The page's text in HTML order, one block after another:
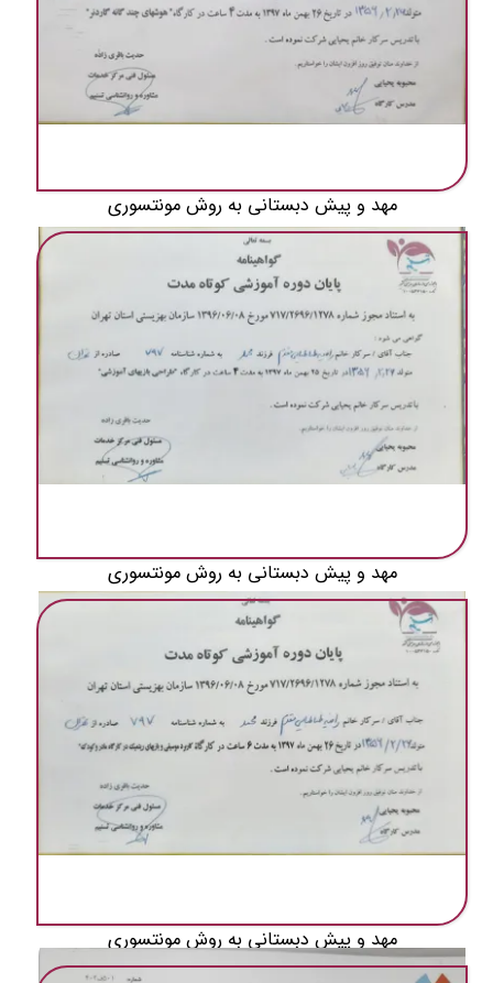
مهد و پیش دبستانی به روش مونتسوری
مهد و پیش دبستانی به روش مونتسوری
مهد و پیش دبستانی به روش مونتسوری